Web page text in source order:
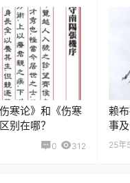
寒论》和《伤寒
别在哪？
0 312
赖
事
25年